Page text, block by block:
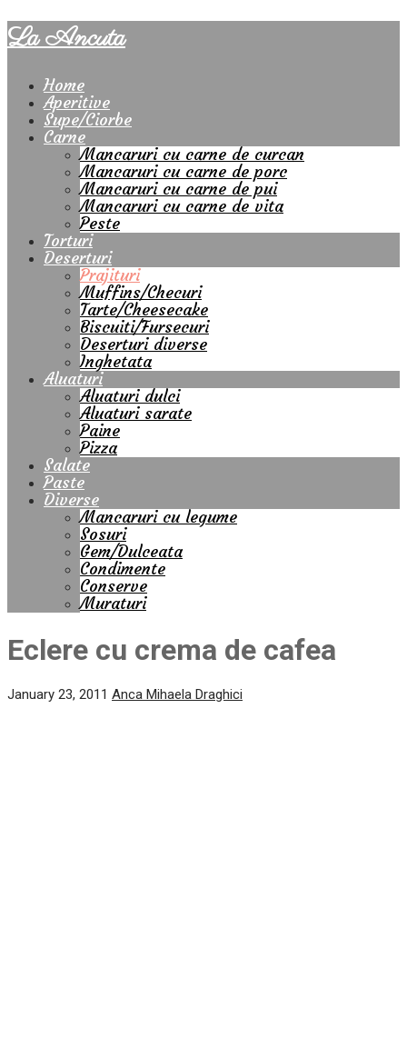
La Ancuta
Home
Aperitive
Supe/Ciorbe
Carne
Mancaruri cu carne de curcan
Mancaruri cu carne de porc
Mancaruri cu carne de pui
Mancaruri cu carne de vita
Peste
Torturi
Deserturi
Prajituri
Muffins/Checuri
Tarte/Cheesecake
Biscuiti/Fursecuri
Deserturi diverse
Inghetata
Aluaturi
Aluaturi dulci
Aluaturi sarate
Paine
Pizza
Salate
Paste
Diverse
Mancaruri cu legume
Sosuri
Gem/Dulceata
Condimente
Conserve
Muraturi
Eclere cu crema de cafea
January 23, 2011 Anca Mihaela Draghici